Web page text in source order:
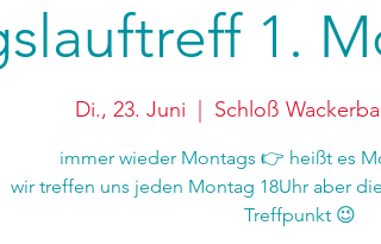
1.
Di., 23. Juni Schloß
immer wieder Montags 👉 heißt es
wir treffen uns jeden Montag 18Uhr aber